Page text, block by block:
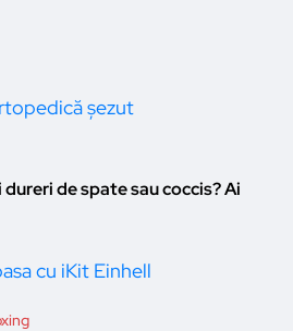
de spate sau coccis? Ai